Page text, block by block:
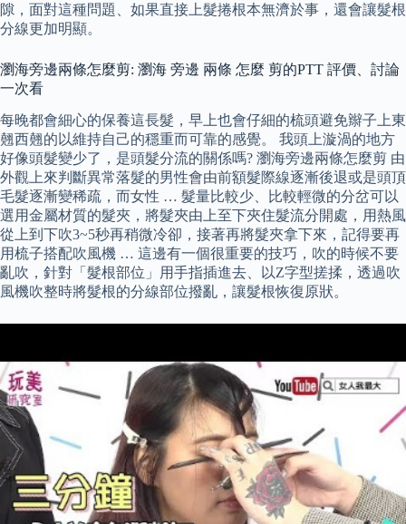
隙，面對這種問題、如果直接上髮捲根本無濟於事，還會讓髮根
分線更加明顯。
瀏海旁邊兩條怎麼剪: 瀏海 旁邊 兩條 怎麼 剪的PTT 評價、討論
一次看
每晚都會細心的保養這長髮，早上也會仔細的梳頭避免辮子上東
翹西翹的以維持自己的穩重而可靠的感覺。 我頭上漩渦的地方
好像頭髮變少了，是頭髮分流的關係嗎? 瀏海旁邊兩條怎麼剪 由
外觀上來判斷異常落髮的男性會由前額髮際線逐漸後退或是頭頂
毛髮逐漸變稀疏，而女性 … 髮量比較少、比較輕微的分岔可以
選用金屬材質的髮夾，將髮夾由上至下夾住髮流分開處，用熱風
從上到下吹3~5秒再稍微冷卻，接著再將髮夾拿下來，記得要再
用梳子搭配吹風機 … 這邊有一個很重要的技巧，吹的時候不要
亂吹，針對「髮根部位」用手指插進去、以Z字型搓揉，透過吹
風機吹整時將髮根的分線部位撥亂，讓髮根恢復原狀。